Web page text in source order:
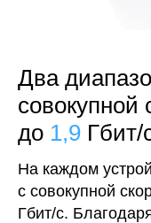
Два
совокупной
до 1,9 Гбит/
На каждом
с совокупной
Гбит/с.